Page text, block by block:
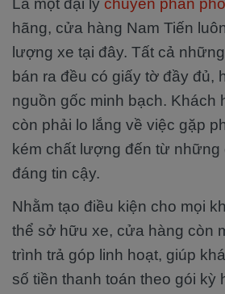
Là một đại lý chuyên phân
hãng, cửa hàng Nam Tiến
lượng xe tại đây. Tất cả
bán ra đều có giấy tờ đầy đủ,
nguồn gốc minh bạch. Khách
còn phải lo lắng về việc gặp
kém chất lượng đến từ những
đáng tin cậy.
Nhằm tạo điều kiện cho mọi
thể sở hữu xe, cửa hàng còn
trình trả góp linh hoạt, giúp
số tiền thanh toán theo gói kỳ